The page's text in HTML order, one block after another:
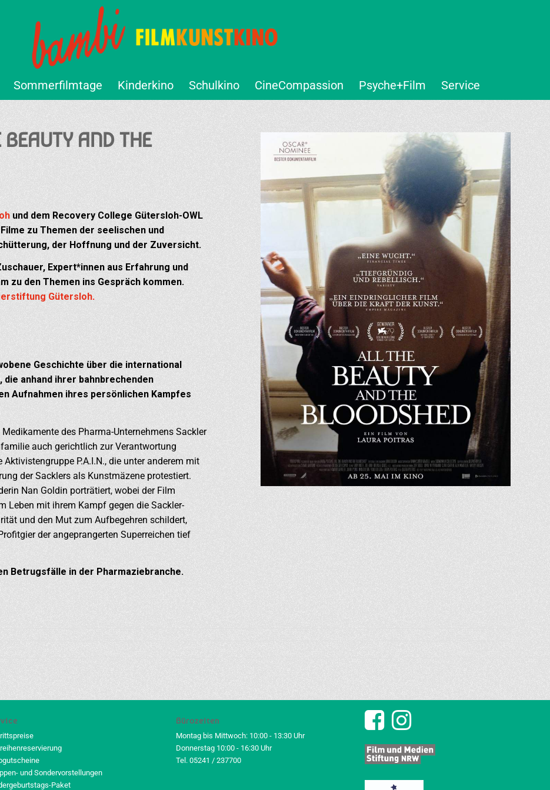
Sommerfilmtage Kinderkino Schulkino CineCompassion Psyche+Film Service
BEAUTY AND THE
und dem Recovery College Gütersloh-OWL
zu Themen der seelischen und
der Hoffnung und der Zuversicht.
Expert*innen aus Erfahrung und
zu den Themen ins Gespräch kommen.
Gütersloh.
Geschichte über die international
anhand ihrer bahnbrechenden
Aufnahmen ihres persönlichen Kampfes
des Pharma-Unternehmens Sackler
auch gerichtlich zur Verantwortung
P.A.I.N., die unter anderem mit
der Sacklers als Kunstmäzene protestiert.
Nan Goldin porträtiert, wobei der Film
Leben mit ihrem Kampf gegen die Sackler-
und den Mut zum Aufbegehren schildert,
der angeprangerten Superreichen tief
Betrugsfälle in der Pharmaziebranche.
und Sondervorstellungen
Paket
Bürozeiten
Montag bis Mittwoch: 10:00 - 13:30 Uhr
Donnerstag 10:00 - 16:30 Uhr
Tel. 05241 / 237700